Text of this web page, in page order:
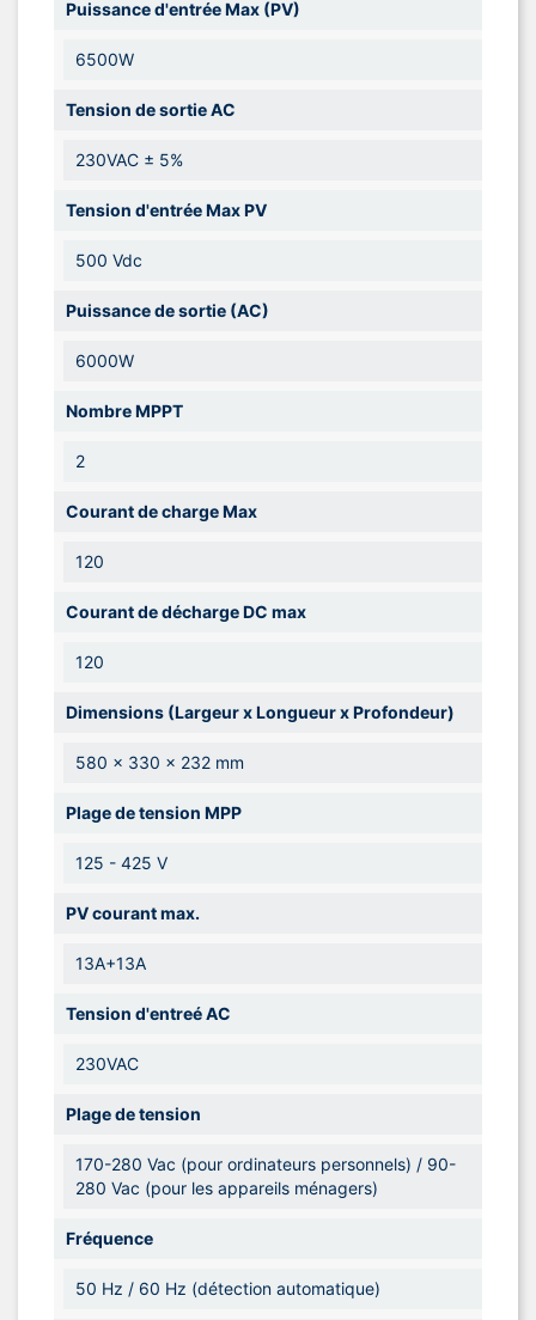
Puissance d'entrée Max (PV)
6500W
Tension de sortie AC
230VAC ± 5%
Tension d'entrée Max PV
500 Vdc
Puissance de sortie (AC)
6000W
Nombre MPPT
2
Courant de charge Max
120
Courant de décharge DC max
120
Dimensions (Largeur x Longueur x Profondeur)
580 x 330 x 232 mm
Plage de tension MPP
125 - 425 V
PV courant max.
13A+13A
Tension d'entreé AC
230VAC
Plage de tension
170-280 Vac (pour ordinateurs personnels) / 90-
280 Vac (pour les appareils ménagers)
Fréquence
50 Hz / 60 Hz (détection automatique)